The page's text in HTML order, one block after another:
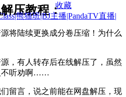
压教程：
将陆续更换成分卷压缩！为什么
，有人转存后在线解压了，虽然
不听劝啊……
留言，说之前能在网盘解压，现
收藏